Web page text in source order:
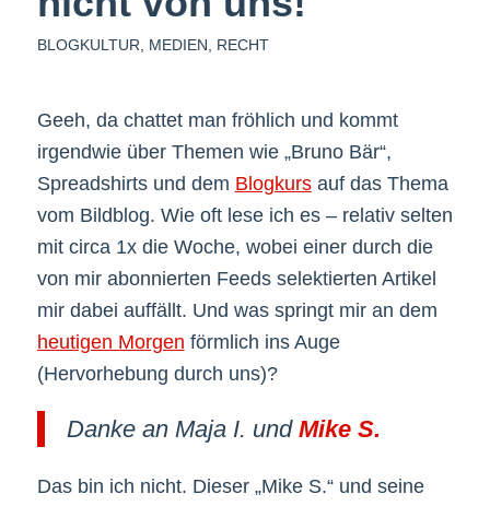
BLOGKULTUR MEDIEN RECHT
Geeh, da chattet man fröhlich und kommt
irgendwie über Themen wie „Bruno Bär“,
Spreadshirts und dem Blogkursauf das Thema
vom Bildblog. Wie oft lese ich es – relativ selten
mit circa 1x die Woche, wobei einer durch die
von mir abonnierten Feeds selektierten Artikel
mir dabei auffällt. Und was springt mir an dem
heutigen Morgen förmlich ins Auge
(Hervorhebung durch uns)?
Danke an Maja I. und Mike S.
Das bin ich nicht. Dieser „Mike S.“ und seine